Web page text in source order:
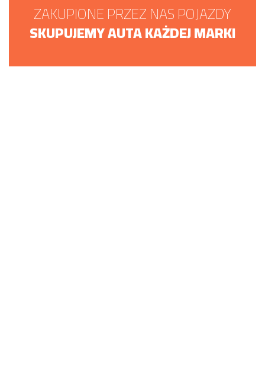
ZAKUPIONE PRZEZ NAS POJAZDY
SKUPUJEMY AUTA KAŻDEJ MARKI